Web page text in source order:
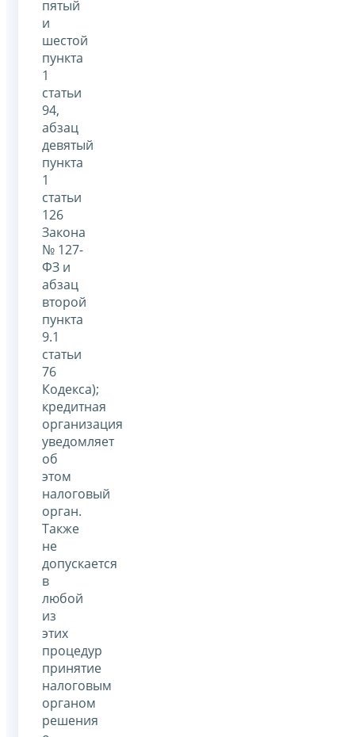
пятый
и
шестой
пункта
1
статьи
94,
абзац
девятый
пункта
1
статьи
126
Закона
№ 127-
ФЗ и
абзац
второй
пункта
9.1
статьи
76
Кодекса);
кредитная
организация
уведомляет
об
этом
налоговый
орган.
Также
не
допускается
в
любой
из
этих
процедур
принятие
налоговым
органом
решения